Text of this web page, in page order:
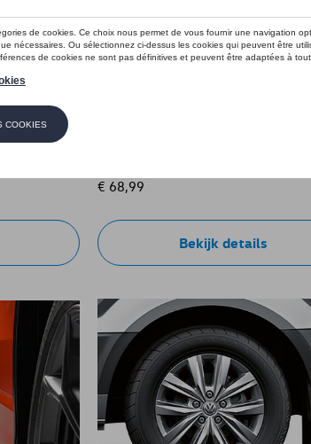
€ 68,99
Bekijk details